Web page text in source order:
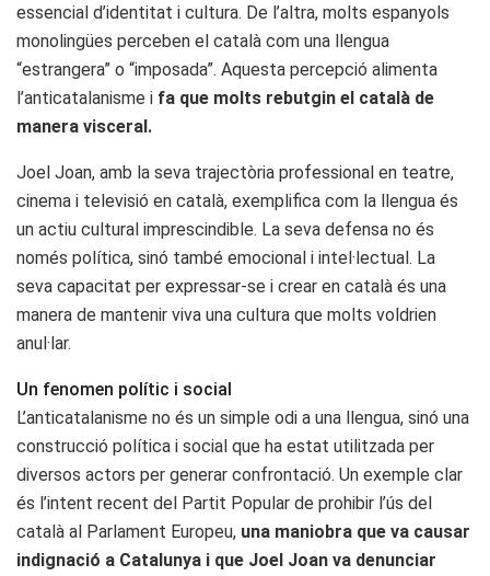
essencial d’identitat i cultura. De l’altra, molts espanyols
monolingües perceben el català com una llengua
“estrangera” o “imposada”. Aquesta percepció alimenta
l’anticatalanisme i fa que molts rebutgin el català de
manera visceral.
Joel Joan, amb la seva trajectòria professional en teatre,
cinema i televisió en català, exemplifica com la llengua és
un actiu cultural imprescindible. La seva defensa no és
només política, sinó també emocional i intel·lectual. La
seva capacitat per expressar-se i crear en català és una
manera de mantenir viva una cultura que molts voldrien
anul·lar.
Un fenomen polític i social
L’anticatalanisme no és un simple odi a una llengua, sinó una
construcció política i social que ha estat utilitzada per
diversos actors per generar confrontació. Un exemple clar
és l’intent recent del Partit Popular de prohibir l’ús del
català al Parlament Europeu, una maniobra que va causar
indignació a Catalunya i que Joel Joan va denunciar